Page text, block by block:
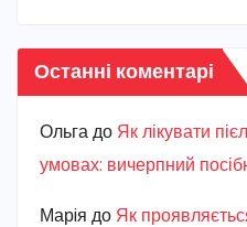
Останні коментарі
Ольга до Як лікувати
умовах: вичерпний
Марiя до Як